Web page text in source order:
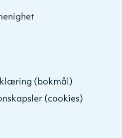
(bokmål)
(cookies)